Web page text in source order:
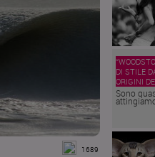
1689
DI STILE
ORIGINI
Sono
attingiamo